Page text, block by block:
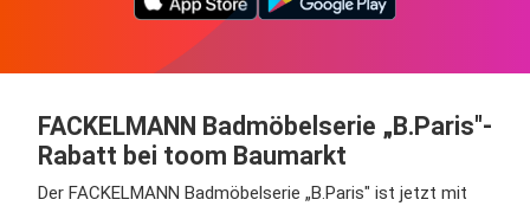
FACKELMANN Badmöbelserie „B.Paris"-
Rabatt bei toom Baumarkt
Der FACKELMANN Badmöbelserie „B.Paris" ist jetzt mit